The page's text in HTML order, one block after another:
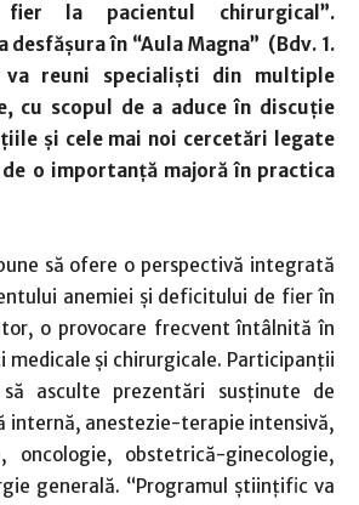
la pacientul chirurgical”.
desfășura în “Aula Magna” (Bdv. 1.
reuni specialiști din multiple
cu scopul de a aduce în discuție
și cele mai noi cercetări legate
o importanță majoră în practica
să ofere o perspectivă integrată
anemiei și deficitului de fier în
o provocare frecvent întâlnită în
medicale și chirurgicale. Participanții
asculte prezentări susținute de
internă, anestezie-terapie intensivă,
oncologie, obstetrică-ginecologie,
generală. “Programul științific va